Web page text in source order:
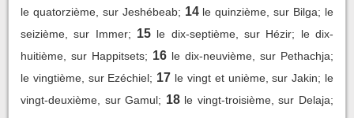
le quatorzième, sur Jeshébeab; 14 le quinzième, sur Bilga; le
seizième, sur Immer; 15 le dix-septième, sur Hézir; le dix-
huitième, sur Happitsets; 16 le dix-neuvième, sur Pethachja;
le vingtième, sur Ezéchiel; 17 le vingt et unième, sur Jakin; le
vingt-deuxième, sur Gamul; 18 le vingt-troisième, sur Delaja;